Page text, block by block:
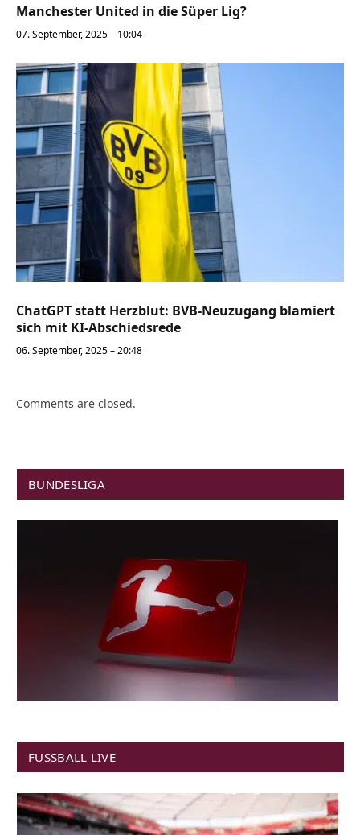
Manchester United in die Süper Lig?
07. September, 2025 – 10:04
ChatGPT statt Herzblut: BVB-Neuzugang blamiert
sich mit KI-Abschiedsrede
06. September, 2025 – 20:48
Comments are closed.
BUNDESLIGA
FUSSBALL LIVE